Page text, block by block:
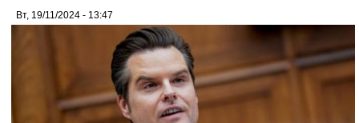
Вт, 19/11/2024 - 13:47